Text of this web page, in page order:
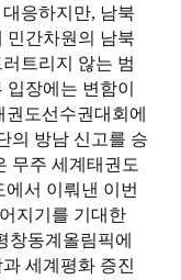
응하지만, 남북
민간차원의 남북
트리지 않는 범
장에는 변함이
권도선수권대회에
의 방남 신고를 승
무주 세계태권도
서 이뤄낸 이번
지기를 기대한
창동계올림픽에
세계평화 증진